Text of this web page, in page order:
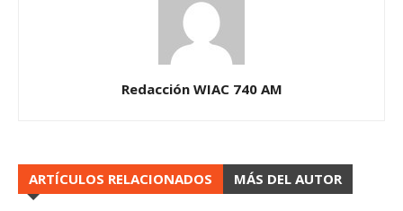
Redacción WIAC 740 AM
ARTÍCULOS RELACIONADOS MÁS DEL AUTOR